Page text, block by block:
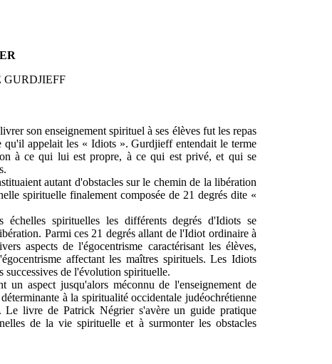
son enseignement spirituel à ses élèves fut les repas
qu'il appelait les « Idiots ». Gurdjieff entendait le terme
à ce qui lui est propre, à ce qui est privé, et qui se
autant d'obstacles sur le chemin de la libération
spirituelle finalement composée de 21 degrés dite «
spirituelles les différents degrés d'Idiots se
Parmi ces 21 degrés allant de l'Idiot ordinaire à
aspects de l'égocentrisme caractérisant les élèves,
affectant les maîtres spirituels. Les Idiots
successives de l'évolution spirituelle.
aspect jusqu'alors méconnu de l'enseignement de
à la spiritualité occidentale judéochrétienne
Le livre de Patrick Négrier s'avère un guide pratique
de la vie spirituelle et à surmonter les obstacles